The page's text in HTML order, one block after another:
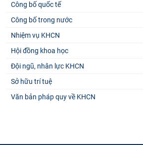
Công bố quốc tế
Công bố trong nước
Nhiệm vụ KHCN
Hội đồng khoa học
Đội ngũ, nhân lực KHCN
Sở hữu trí tuệ
Văn bản pháp quy về KHCN